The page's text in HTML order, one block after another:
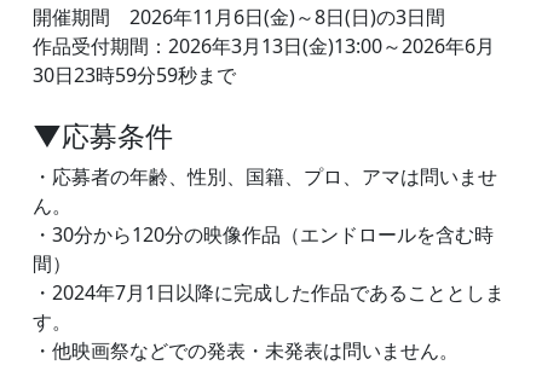
開催期間 2026年11月6日(金)～8日(日)の3日間
作品受付期間：2026年3月13日(金)13:00～2026年6月
30日23時59分59秒まで
▼応募条件
・応募者の年齢、性別、国籍、プロ、アマは問いませ
ん。
・30分から120分の映像作品（エンドロールを含む時
間）
・2024年7月1日以降に完成した作品であることとしま
す。
・他映画祭などでの発表・未発表は問いません。